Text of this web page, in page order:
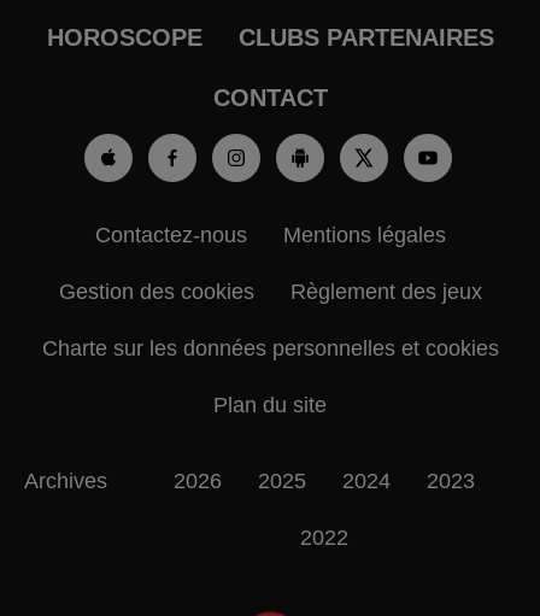
HOROSCOPE CLUBS PARTENAIRES
CONTACT
Contactez-nous Mentions légales
Gestion des cookies Règlement des jeux
Charte sur les données personnelles et cookies
Plan du site
Archives 2026 2025 2024 2023
2022